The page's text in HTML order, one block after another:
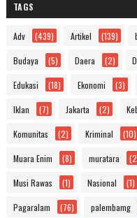
TAGS
Adv (439) Artikel (139)
Budaya (5) Daera (2)
Edukasi (18) Ekonomi (3)
Iklan (7) Jakarta (2)
Komunitas (2) Kriminal (10)
Muara Enim (8) muratara
Musi Rawas (1) Nasional (1)
Pagaralam (76) palembamg